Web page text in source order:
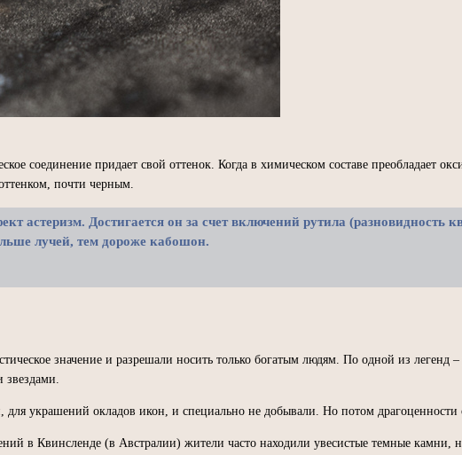
соединение придает свой оттенок. Когда в химическом составе преобладает
почти черным.
астеризм. Достигается он за счет включений рутила (разновидность
лучей, тем дороже кабошон.
значение и разрешали носить только богатым людям. По одной из легенд –
звездами.
украшений окладов икон, и специально не добывали. Но потом драгоценности
в Квинсленде (в Австралии) жители часто находили увесистые темные